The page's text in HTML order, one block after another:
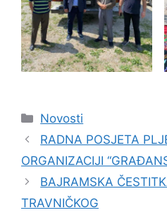
Kategorije
Novosti
RADNA POSJETA
ORGANIZACIJI
BAJRAMSKA
TRAVNIČKOG